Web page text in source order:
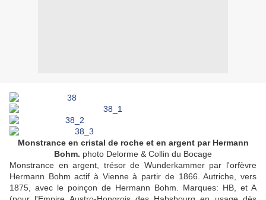
Monstrance en cristal de roche et en argent par Hermann
Bohm. photo Delorme & Collin du Bocage
Monstrance en argent, trésor de Wunderkammer par l'orfèvre
Hermann Bohm actif à Vienne à partir de 1866. Autriche, vers
1875, avec le poinçon de Hermann Bohm. Marques: HB, et A